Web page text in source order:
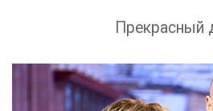
Прекрасный